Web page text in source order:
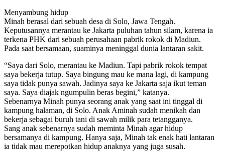
Menyambung hidup
Minah berasal dari sebuah desa di Solo, Jawa Tengah.
Keputusannya merantau ke Jakarta puluhan tahun silam, karena ia
terkena PHK dari sebuah perusahaan pabrik rokok di Madiun.
Pada saat bersamaan, suaminya meninggal dunia lantaran sakit.
“Saya dari Solo, merantau ke Madiun. Tapi pabrik rokok tempat
saya bekerja tutup. Saya bingung mau ke mana lagi, di kampung
saya tidak punya sawah. Jadinya saya ke Jakarta saja ikut teman
saya. Saya diajak ngumpulin beras begini,” katanya.
Sebenarnya Minah punya seorang anak yang saat ini tinggal di
kampung halaman, di Solo. Anak Aminah sudah menikah dan
bekerja sebagai buruh tani di sawah milik para tetangganya.
Sang anak sebenarnya sudah meminta Minah agar hidup
bersamanya di kampung. Hanya saja, Minah tak enak hati lantaran
ia tidak mau merepotkan hidup anaknya yang juga susah.